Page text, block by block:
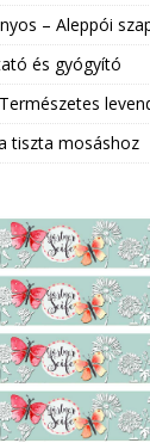
– Aleppói
és gyógyító
tiszta mosáshoz